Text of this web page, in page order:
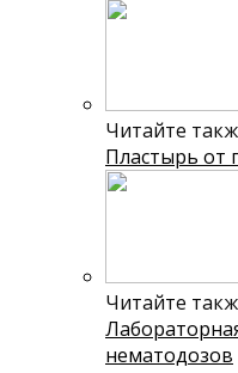
Читайте
Пластырь от
Читайте
нематодозов